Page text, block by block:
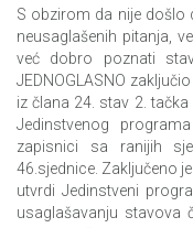
S obzirom da nije došlo
neusaglašenih pitanja,
već dobro poznati
JEDNOGLASNO
iz člana 24. stav 2.
Jedinstvenog
zapisnici sa ranijih
46.sjednice. Zaključeno
utvrdi Jedinstveni
usaglašavanju stavova